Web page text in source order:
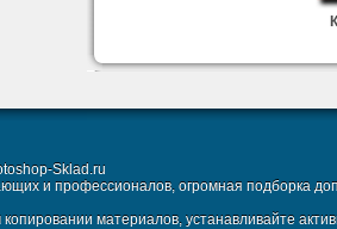
Sklad.ru
и профессионалов, огромная подборка
материалов, устанавливайте